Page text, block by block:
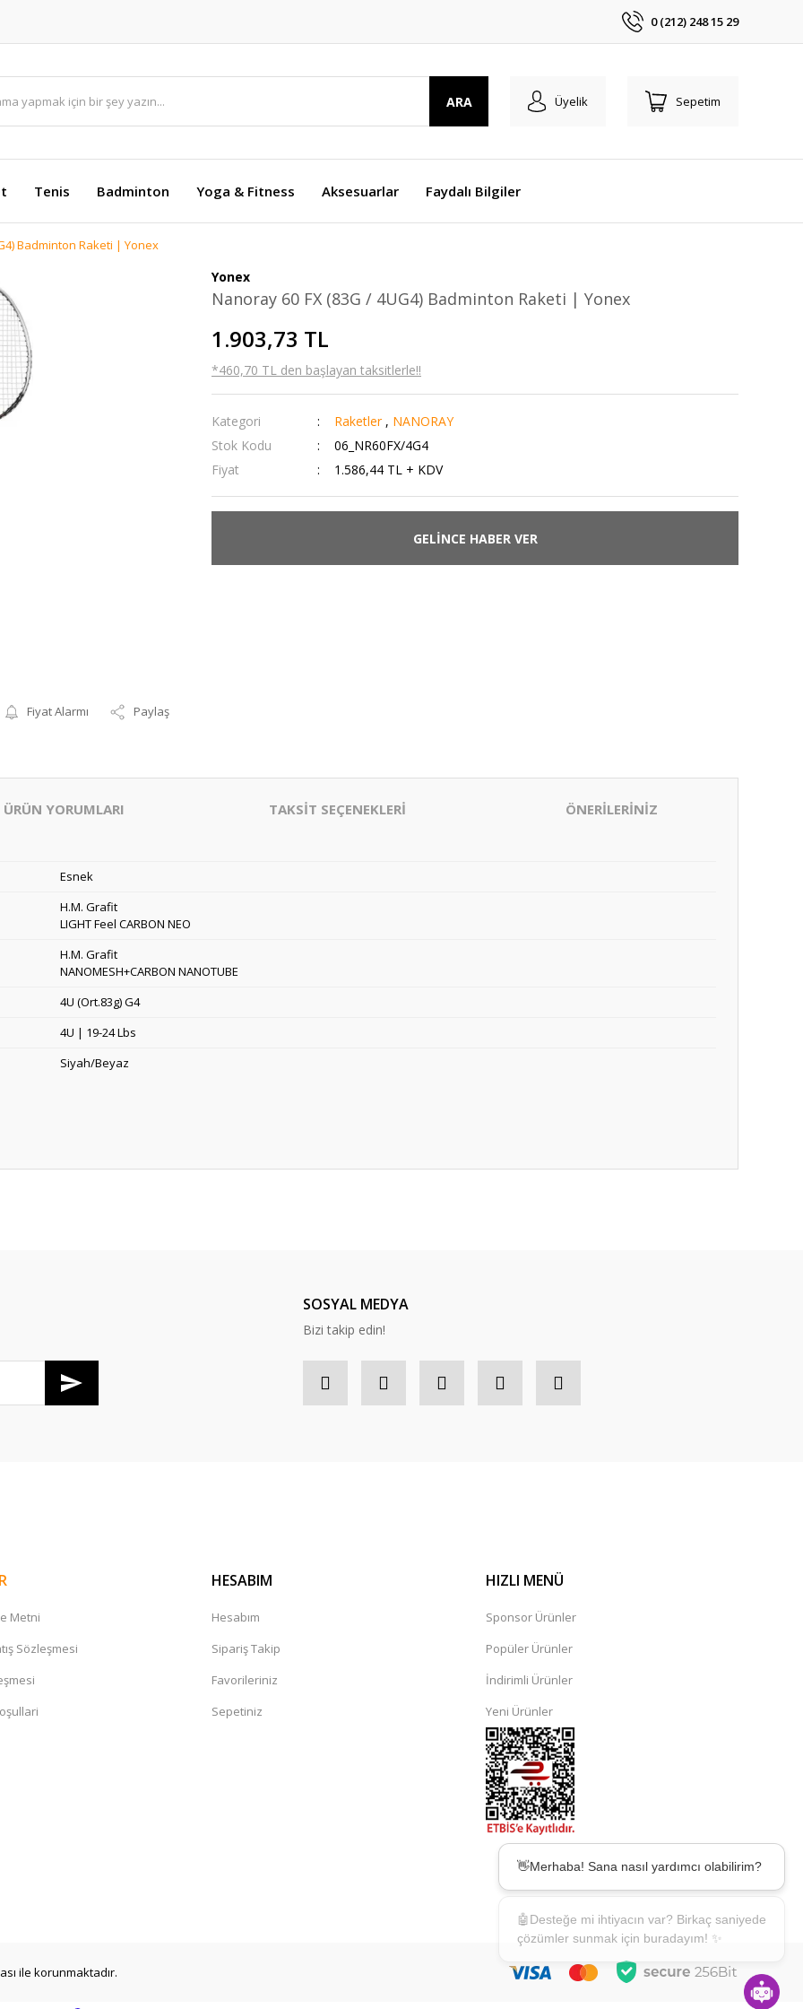
0 (212) 248 15 29
ARA Üyelik Sepetim
Tenis Badminton Yoga & Fitness Aksesuarlar Faydalı Bilgiler
Badminton Raketi | Yonex
Fiyat Alarmı Paylaş
Yonex
Nanoray 60 FX (83G / 4UG4) Badminton Raketi | Yonex
1.903,73 TL
*460,70 TL den başlayan taksitlerle!!
Kategori Raketler , NANORAY
Stok Kodu
06_NR60FX/4G4
Fiyat
1.586,44 TL + KDV
GELİNCE HABER VER
ÜRÜN YORUMLARI TAKSİT SEÇENEKLERİ ÖNERİLERİNİZ
Esnek
H.M. Grafit
LIGHT Feel CARBON NEO
H.M. Grafit
NANOMESH+CARBON NANOTUBE
4U (Ort.83g) G4
4U | 19-24 Lbs
Siyah/Beyaz
SOSYAL MEDYA
Bizi takip edin!
Metni
Sözleşmesi
HESABIM
Hesabım
Sipariş Takip
Favorileriniz
Sepetiniz
HIZLI MENÜ
Sponsor Ürünler
Popüler Ürünler
İndirimli Ürünler
Yeni Ürünler
ile korunmaktadır.
👋Merhaba! Sana nasıl yardımcı olabilirim?
🤖Desteğe mi ihtiyacın var? Birkaç saniyede
çözümler sunmak için buradayım! ✨